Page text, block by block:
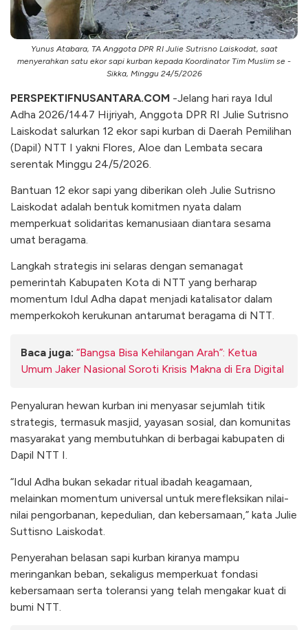
Yunus Atabara, TA Anggota DPR RI Julie Sutrisno Laiskodat, saat
menyerahkan satu ekor sapi kurban kepada Koordinator Tim Muslim se -
Sikka, Minggu 24/5/2026
PERSPEKTIFNUSANTARA.COM -Jelang hari raya Idul
Adha 2026/1447 Hijriyah, Anggota DPR RI Julie Sutrisno
Laiskodat salurkan 12 ekor sapi kurban di Daerah Pemilihan
(Dapil) NTT I yakni Flores, Aloe dan Lembata secara
serentak Minggu 24/5/2026.
Bantuan 12 ekor sapi yang diberikan oleh Julie Sutrisno
Laiskodat adalah bentuk komitmen nyata dalam
memperkuat solidaritas kemanusiaan diantara sesama
umat beragama.
Langkah strategis ini selaras dengan semanagat
pemerintah Kabupaten Kota di NTT yang berharap
momentum Idul Adha dapat menjadi katalisator dalam
memperkokoh kerukunan antarumat beragama di NTT.
Baca juga: “Bangsa Bisa Kehilangan Arah”: Ketua
Umum Jaker Nasional Soroti Krisis Makna di Era Digital
Penyaluran hewan kurban ini menyasar sejumlah titik
strategis, termasuk masjid, yayasan sosial, dan komunitas
masyarakat yang membutuhkan di berbagai kabupaten di
Dapil NTT I.
“Idul Adha bukan sekadar ritual ibadah keagamaan,
melainkan momentum universal untuk merefleksikan nilai-
nilai pengorbanan, kepedulian, dan kebersamaan,” kata Julie
Suttisno Laiskodat.
Penyerahan belasan sapi kurban kiranya mampu
meringankan beban, sekaligus memperkuat fondasi
kebersamaan serta toleransi yang telah mengakar kuat di
bumi NTT.